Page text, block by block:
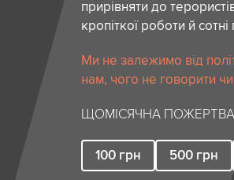
прирівняти до
кропіткої роботи й
Ми не залежимо від
нам, чого не говорити
ЩОМІСЯЧНА ПОЖЕРТВА
100 грн 500 грн